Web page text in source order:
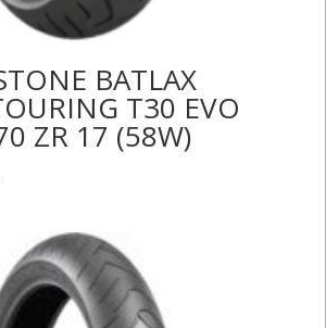
BATLAX
T30 EVO
ZR 17 (58W)